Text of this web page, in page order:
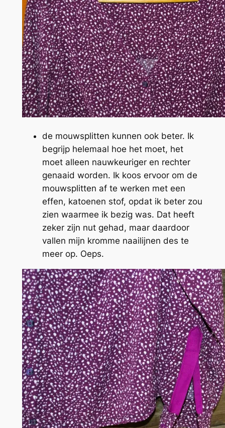
de mouwsplitten kunnen ook beter. Ik
begrijp helemaal hoe het moet, het
moet alleen nauwkeuriger en rechter
genaaid worden. Ik koos ervoor om de
mouwsplitten af te werken met een
effen, katoenen stof, opdat ik beter zou
zien waarmee ik bezig was. Dat heeft
zeker zijn nut gehad, maar daardoor
vallen mijn kromme naailijnen des te
meer op. Oeps.